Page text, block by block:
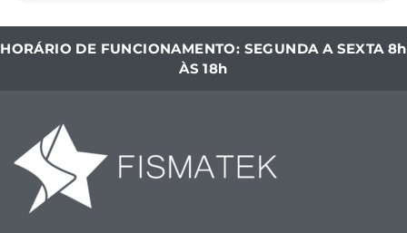
HORÁRIO DE FUNCIONAMENTO: SEGUNDA A SEXTA 8h
ÀS 18h